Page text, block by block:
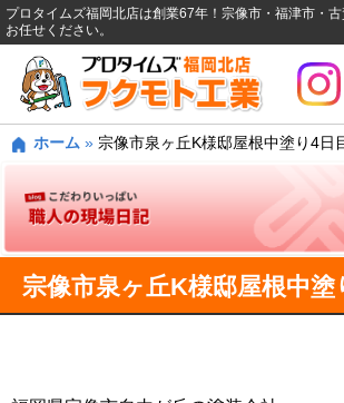
プロタイムズ福岡北店は創業67年！宗像市・福津市・
お任せください。
ホーム » 宗像市泉ヶ丘K様邸屋根中塗り4日
宗像市泉ヶ丘K様邸屋根中塗